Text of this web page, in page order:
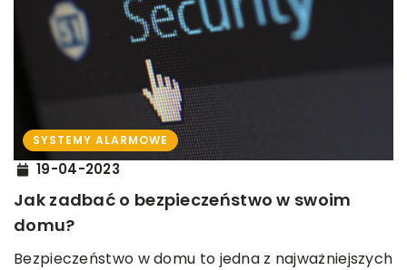
SYSTEMY ALARMOWE
19-04-2023
Jak zadbać o bezpieczeństwo w swoim
domu?
Bezpieczeństwo w domu to jedna z najważniejszych